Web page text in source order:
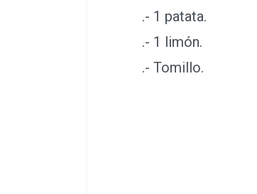
.- 1 patata.
.- 1 limón.
.- Tomillo.